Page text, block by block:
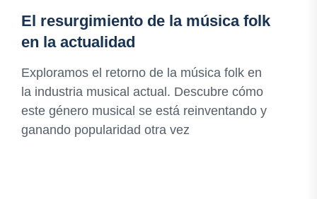
El resurgimiento de la música folk
en la actualidad
Exploramos el retorno de la música folk en
la industria musical actual. Descubre cómo
este género musical se está reinventando y
ganando popularidad otra vez